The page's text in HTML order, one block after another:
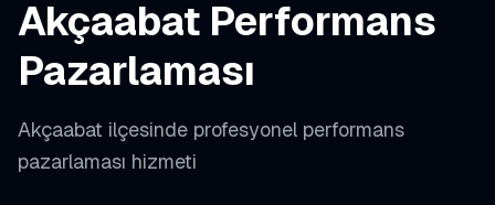
Akçaabat Performans
Pazarlaması
Akçaabat ilçesinde profesyonel performans
pazarlaması hizmeti